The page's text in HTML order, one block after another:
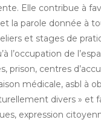
Elle contribue à
la parole donnée à
et stages de
l’occupation de
prison, centres
médicale, asbl à
divers » et
expression